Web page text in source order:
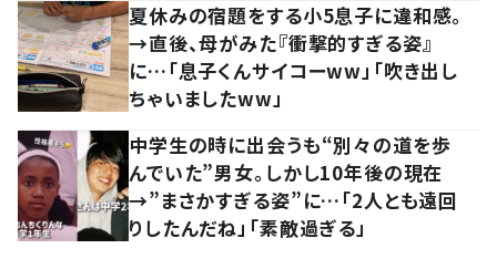
夏休みの宿題をする小5息子に違和感。
→直後、母がみた『衝撃的すぎる姿』
に…「息子くんサイコーww」「吹き出し
ちゃいましたww」
中学生の時に出会うも“別々の道を歩
んでいた”男女。しかし10年後の現在
→”まさかすぎる姿”に…「2人とも遠回
りしたんだね」「素敵過ぎる」